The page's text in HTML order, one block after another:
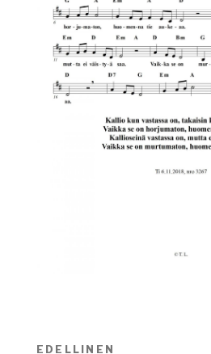
Artikkelien
EDELLINEN